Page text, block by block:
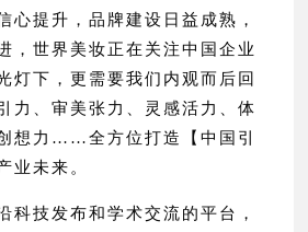
心提升，品牌建设日益成熟，
，世界美妆正在关注中国企业
灯下，更需要我们内观而后回
力、审美张力、灵感活力、体
想力……全方位打造【中国引
业未来。
科技发布和学术交流的平台，